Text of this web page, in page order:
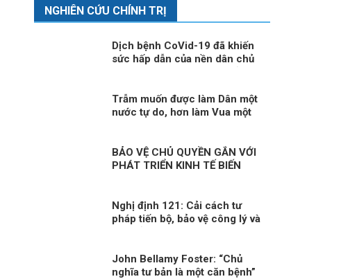
NGHIÊN CỨU CHÍNH TRỊ
Dịch bệnh CoVid-19 đã khiến
sức hấp dẫn của nền dân chủ
Trẫm muốn được làm Dân một
nước tự do, hơn làm Vua một
BẢO VỆ CHỦ QUYỀN GẮN VỚI
PHÁT TRIỂN KINH TẾ BIẾN
Nghị định 121: Cải cách tư
pháp tiến bộ, bảo vệ công lý và
John Bellamy Foster: “Chủ
nghĩa tư bản là một căn bệnh”